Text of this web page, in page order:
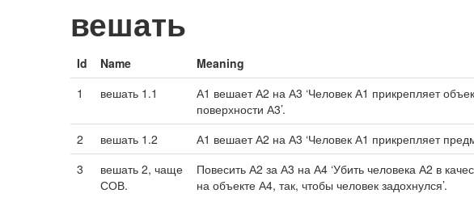
вешать
Id Name Meaning
1
вешать 1.1
А1 вешает А2 на А3 ‘Человек А1 прикрепляет
поверхности А3’.
2 вешать 1.2 А1 вешает А2 на А3 ‘Человек А1 прикрепляет
3
вешать 2, чаще
СОВ.
Повесить А2 за А3 на А4 ‘Убить человека А2 в
на объекте А4, так, чтобы человек задохнулся’.